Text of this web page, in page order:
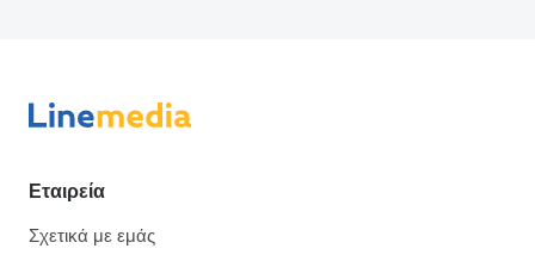
Εταιρεία
Σχετικά με εμάς